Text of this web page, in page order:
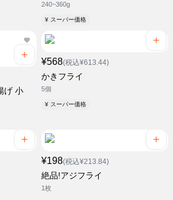
240~360g
¥ スーパー価格
げ 小
¥568(税込¥613.44)
かきフライ
5個
¥ スーパー価格
¥198(税込¥213.84)
絶品!アジフライ
1枚